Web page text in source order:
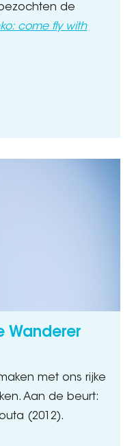
de
come fly with
Wanderer
met ons rijke
Aan de beurt:
(2012).